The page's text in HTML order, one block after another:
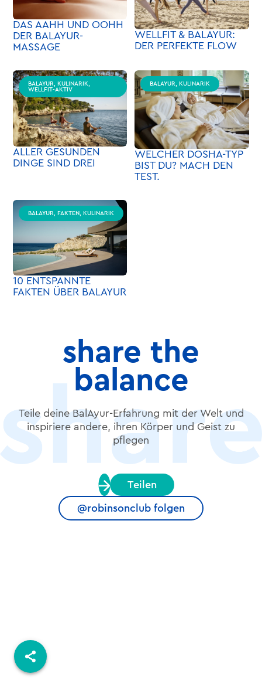
DAS AAHH UND OOHH
DER BALAYUR-
MASSAGE
WELLFIT & BALAYUR:
DER PERFEKTE FLOW
BALAYUR, KULINARIK,
WELLFIT-AKTIV
ALLER GESUNDEN
DINGE SIND DREI
BALAYUR, KULINARIK
WELCHER DOSHA-TYP
BIST DU? MACH DEN
TEST.
BALAYUR, FAKTEN, KULINARIK
10 ENTSPANNTE
FAKTEN ÜBER BALAYUR
share the
balance
Teile deine BalAyur-Erfahrung mit der Welt und
inspiriere andere, ihren Körper und Geist zu
pflegen
Teilen
@robinsonclub folgen